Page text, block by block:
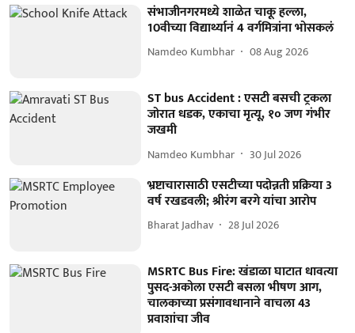
संभाजीनगरमध्ये शाळेत चाकू हल्ला,
10वीच्या विद्यार्थ्यानं 4 वर्गमित्रांना भोसकलं
Namdeo Kumbhar 08 Aug 2026
ST bus Accident : एसटी बसची ट्रकला
जोरात धडक, एकाचा मृत्यू, १० जण गंभीर
जखमी
Namdeo Kumbhar 30 Jul 2026
भ्रष्टाचारासाठी एसटीच्या पदोन्नती प्रक्रिया 3
वर्ष रखडवली; श्रीरंग बरगे यांचा आरोप
Bharat Jadhav 28 Jul 2026
MSRTC Bus Fire: खंडाळा घाटात धावत्या
पुसद-अकोला एसटी बसला भीषण आग,
चालकाच्या प्रसंगावधानाने वाचला 43
प्रवाशांचा जीव